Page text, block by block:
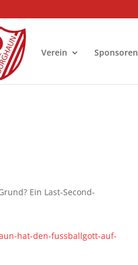
Verein Sponsoren
Ein Last-Second-
hat-den-fussballgott-auf-